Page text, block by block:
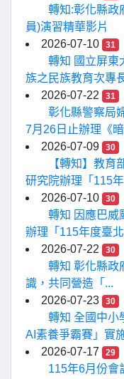
轉知:彰化縣政
員)演習精華影片
2026-07-10
31
轉知 國立屏東
族之民族教育次專
2026-07-22
31
彰化縣警察局
7月26日止辦理《
2026-07-09
30
【轉知】教育
研究院辦理「115
2026-07-10
30
轉知 因應巴威
辦理「115年度臺
2026-07-22
30
轉知 彰化縣政
識，共同營造「...
2026-07-23
30
轉知 全國中小
AI素養爭霸賽」實
2026-07-17
29
115年6月份會